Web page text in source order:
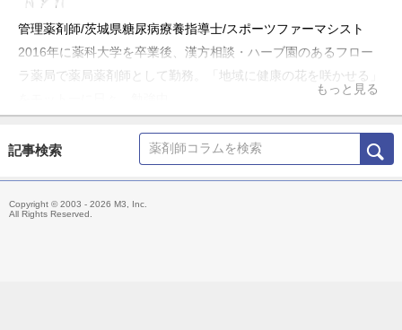
管理薬剤師/茨城県糖尿病療養指導士/スポーツファーマシスト
2016年に薬科大学を卒業後、漢方相談・ハーブ園のあるフロー
ラ薬局で薬局薬剤師として勤務。「地域に健康の花を咲かせる」
もっと見る
記事検索
Copyright © 2003 - 2026 M3, Inc.
All Rights Reserved.